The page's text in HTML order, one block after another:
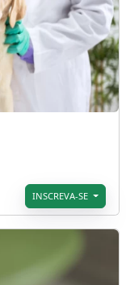
INSCREVA-SE